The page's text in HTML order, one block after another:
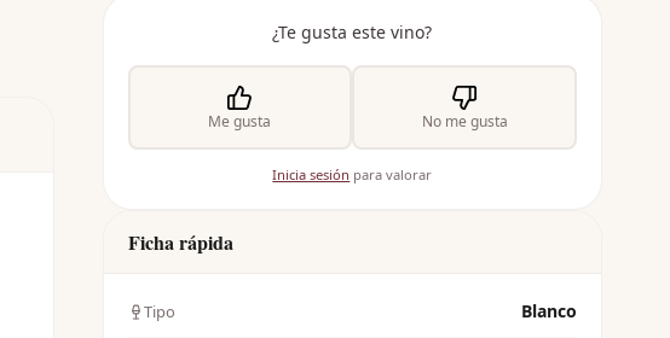
¿Te gusta este vino?
Me gusta No me gusta
Inicia sesión para valorar
Ficha rápida
Tipo Blanco